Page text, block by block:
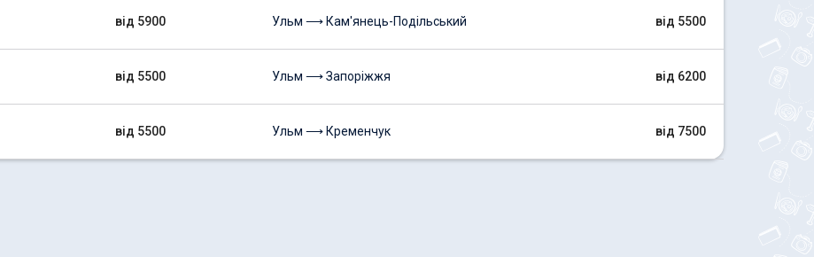
від 5900
від 5500
від 5500
Ульм ⟶ Кам'янець-Подільський від 5500
Ульм ⟶ Запоріжжя від 6200
Ульм ⟶ Кременчук від 7500